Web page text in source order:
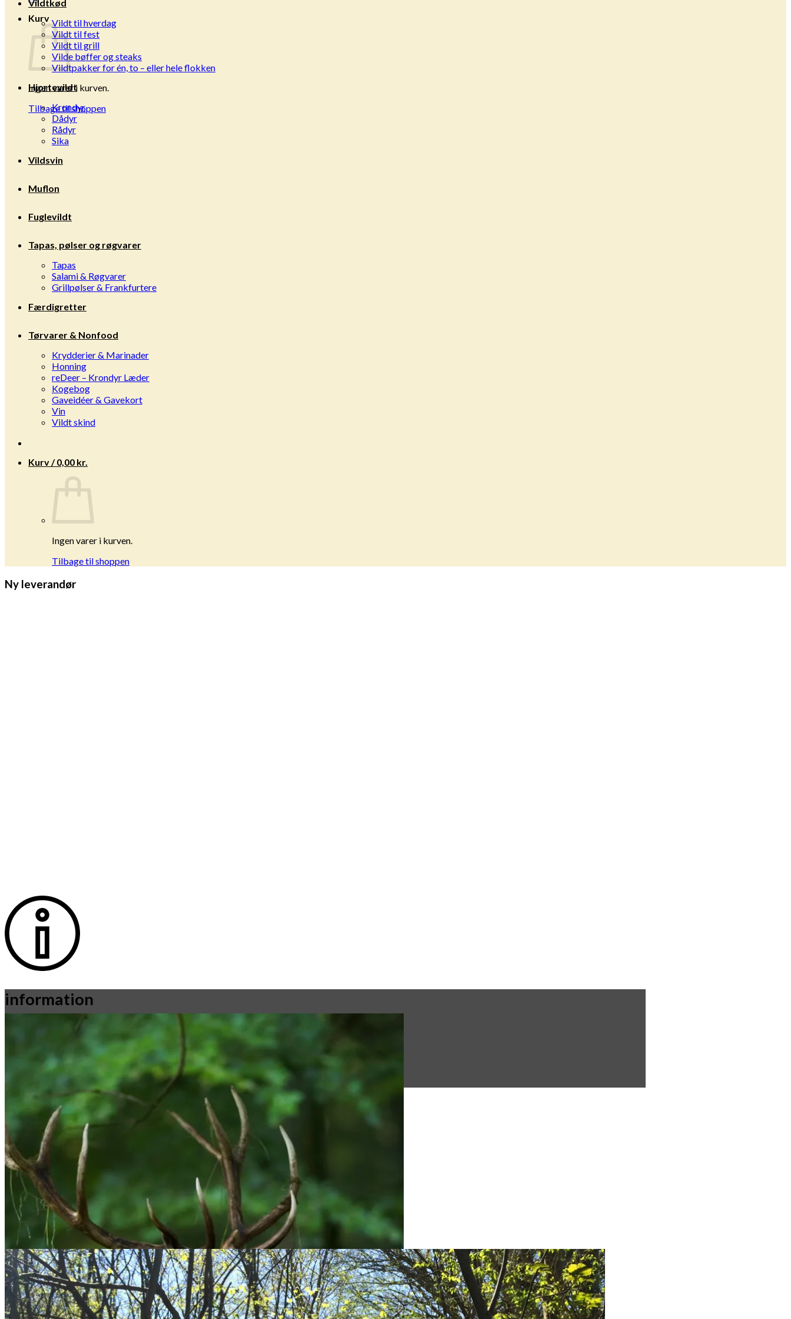
Kurv
Ingen varer i kurven.
Tilbage til shoppen
Vildtkød
Vildt til hverdag
Vildt til fest
Vildt til grill
Vilde bøffer og steaks
Vildtpakker for én, to – eller hele flokken
Hjortevildt
Krondyr
Dådyr
Rådyr
Sika
Vildsvin
Muflon
Fuglevildt
Tapas, pølser og røgvarer
Tapas
Salami & Røgvarer
Grillpølser & Frankfurtere
Færdigretter
Tørvarer & Nonfood
Krydderier & Marinader
Honning
reDeer – Krondyr Læder
Kogebog
Gaveidéer & Gavekort
Vin
Vildt skind
Kurv /0,00 kr.
Ingen varer i kurven.
Tilbage til shoppen
Ny leverandør
information
Læs mere om vores indleveringsbetingelser hos
Klosterhedens Vildt A/S
Læs mere